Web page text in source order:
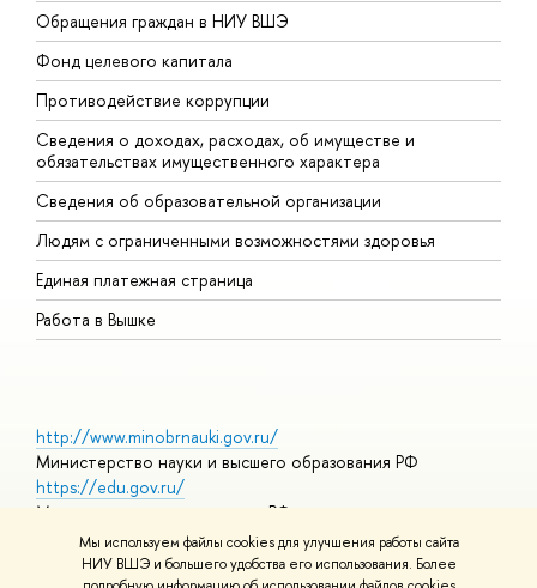
Мы используем файлы cookies для улучшения работы сайта
НИУ ВШЭ и большего удобства его использования. Более
Обращения граждан в НИУ ВШЭ
Фонд целевого капитала
Противодействие коррупции
Сведения о доходах, расходах, об имуществе и
обязательствах имущественного характера
Сведения об образовательной организации
Людям с ограниченными возможностями здоровья
Единая платежная страница
Работа в Вышке
http://www.minobrnauki.gov.ru/
Министерство науки и высшего образования РФ
https://edu.gov.ru/
Министерство просвещения РФ
https://elearning.hse.ru/mooc
Массовые открытые онлайн-курсы